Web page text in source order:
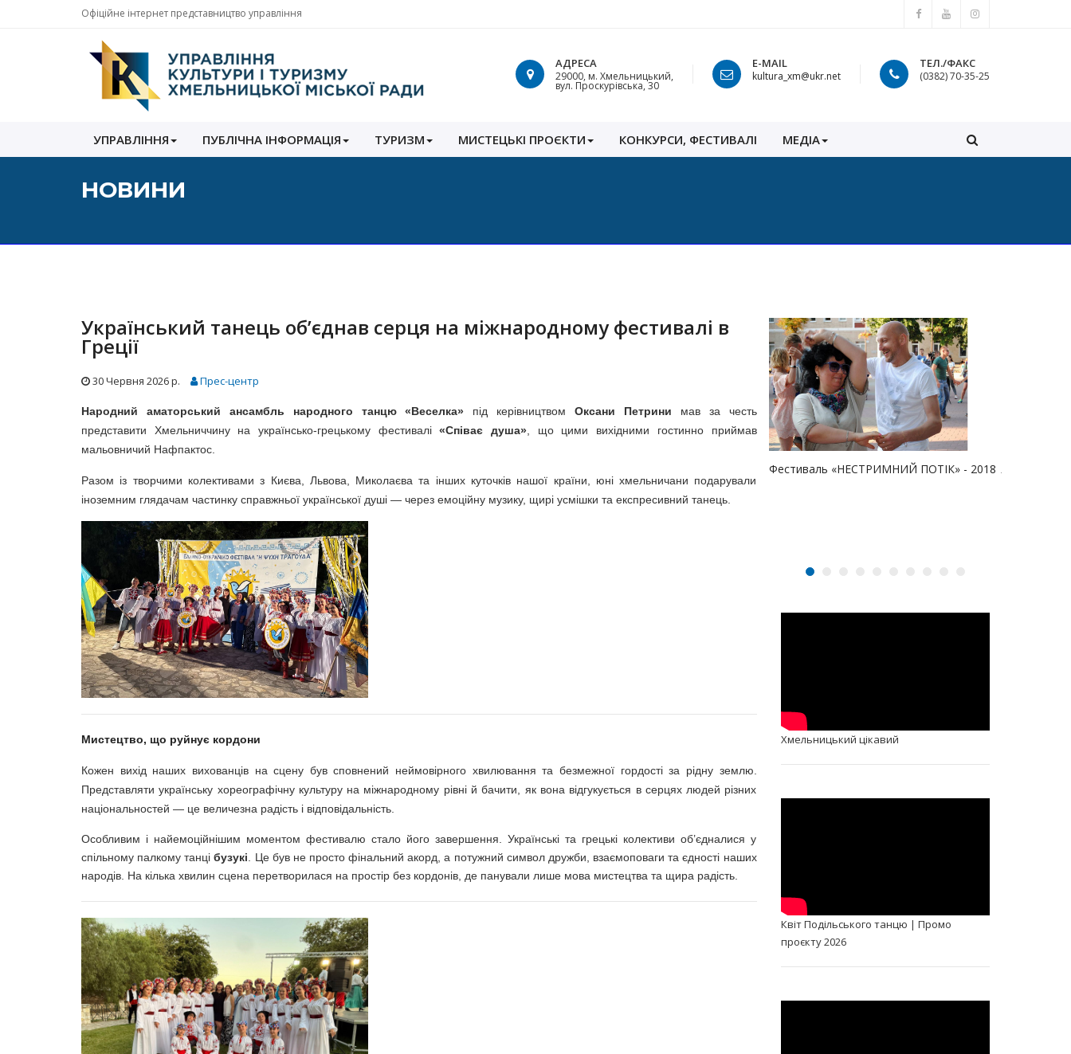
Офіційне інтернет представництво управління
культури
і
Хмельницької
АДРЕСА
29000, м. Хмельницький,
вул. Проскурівська, 30
E-MAIL
kultura_xm@ukr.net
ТЕЛ./ФАКС
(0382) 70-35-25
УПРАВЛІННЯ ПУБЛІЧНА ІНФОРМАЦІЯ ТУРИЗМ МИСТЕЦЬКІ ПРОЄКТИ КОНКУРСИ, ФЕСТИВАЛІ МЕДІА
НОВИНИ
Український танець об’єднав серця на міжнародному фестивалі в
Греції
30 Червня 2026 р. Прес-центр
Народний аматорський ансамбль народного танцю «Веселка» під керівництвом Оксани Петрини мав за честь
представити Хмельниччину на українсько-грецькому фестивалі«Співає душа» , що цими вихідними гостинно приймав
мальовничий Нафпактос.
Разом із творчими колективами з Києва, Львова, Миколаєва та інших куточків нашої країни, юні хмельничани подарували
іноземним глядачам частинку справжньої української душі — через емоційну музику, щирі усмішки та експресивний танець.
Мистецтво, що руйнує кордони
Кожен вихід наших вихованців на сцену був сповнений неймовірного хвилювання та безмежної гордості за рідну землю.
Представляти українську хореографічну культуру на міжнародному рівні й бачити, як вона відгукується в серцях людей різних
національностей — це величезна радість і відповідальність.
Особливим і найемоційнішим моментом фестивалю стало його завершення. Українські та грецькі колективи об’єдналися у
спільному палкому танцібузукі . Це був не просто фінальний акорд, а потужний символ дружби, взаємоповаги та єдності наших
народів. На кілька хвилин сцена перетворилася на простір без кордонів, де панували лише мова мистецтва та щира радість.
Міжнародний день захисту дітей, 2022
День Британії у Хмельницькому Фестиваль «НЕСТРИМНИЙ ПОТІК» - 2018
Хмельницький цікавий
Квіт Подільського танцю | Промо
проєкту 2026